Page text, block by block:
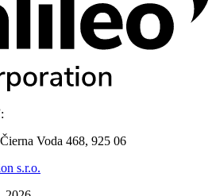
Voda 468, 925 06
s.r.o.